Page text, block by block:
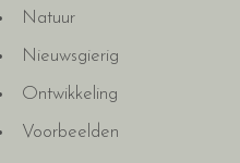
Natuur
Nieuwsgierig
Ontwikkeling
Voorbeelden